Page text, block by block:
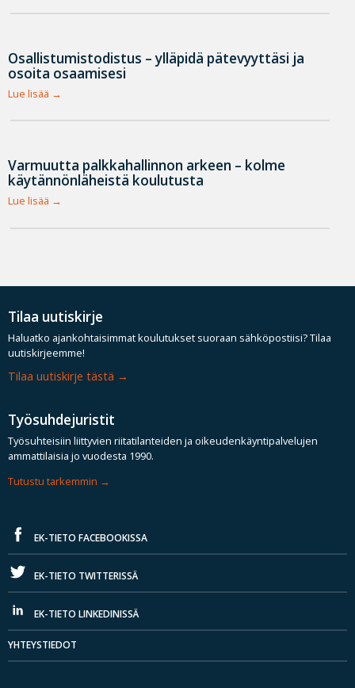
Osallistumistodistus – ylläpidä pätevyyttäsi ja
osoita osaamisesi
Lue lisää
Varmuutta palkkahallinnon arkeen – kolme
käytännönläheistä koulutusta
Lue lisää
Tilaa uutiskirje
Haluatko ajankohtaisimmat koulutukset suoraan sähköpostiisi? Tilaa
uutiskirjeemme!
Tilaa uutiskirje tästä
Työsuhdejuristit
Työsuhteisiin liittyvien riitatilanteiden ja oikeudenkäyntipalvelujen
ammattilaisia jo vuodesta 1990.
Tutustu tarkemmin
EK-TIETO FACEBOOKISSA
EK-TIETO TWITTERISSÄ
EK-TIETO LINKEDINISSÄ
YHTEYSTIEDOT